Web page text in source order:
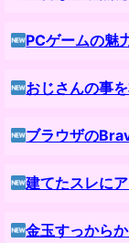
PCゲームの魅
おじさんの事
ブラウザの
建てたスレに
金玉すっから